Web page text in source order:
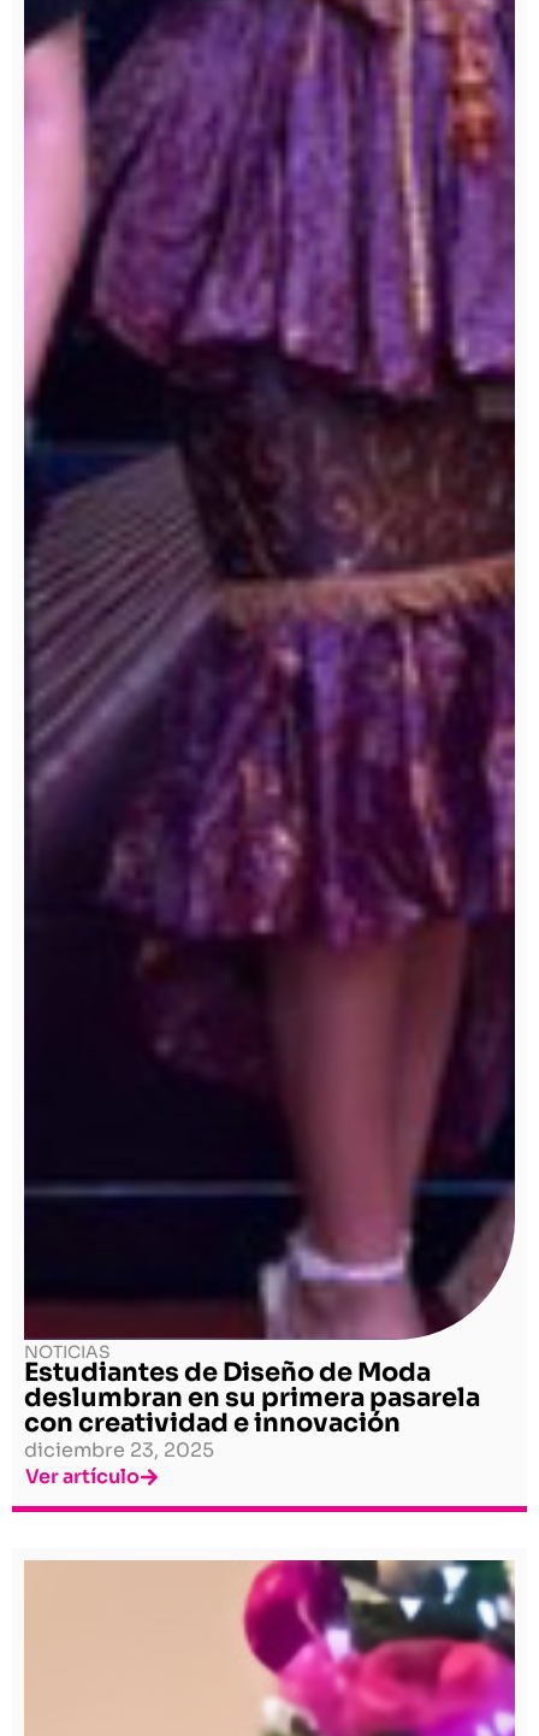
NOTICIAS
Estudiantes de Diseño de Moda
deslumbran en su primera pasarela
con creatividad e innovación
diciembre 23, 2025
Ver artículo